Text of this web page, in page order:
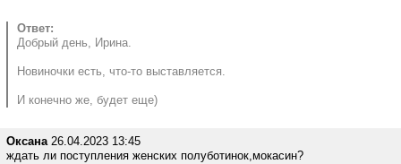
Ответ:
Добрый день, Ирина.
Новиночки есть, что-то выставляется.
И конечно же, будет еще)
Оксана26.04.2023 13:45
ждать ли поступления женских полуботинок,мокасин?